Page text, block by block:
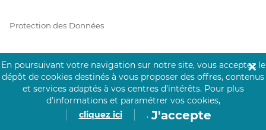
Protection des Données
Vie Privée
En poursuivant votre navigation sur notre site, vous acceptez le
dépôt de cookies destinés à vous proposer des offres, contenus
et services adaptés à vos centres d’intérêts. Pour plus
d’informations et paramétrer vos cookies,
cliquez ici
. J'accepte
✕